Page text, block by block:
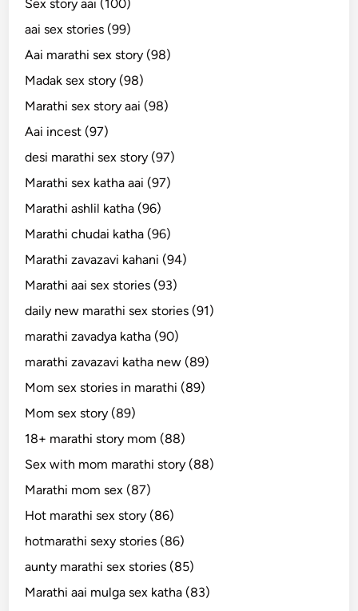
Sex story aai (100)
aai sex stories (99)
Aai marathi sex story (98)
Madak sex story (98)
Marathi sex story aai (98)
Aai incest (97)
desi marathi sex story (97)
Marathi sex katha aai (97)
Marathi ashlil katha (96)
Marathi chudai katha (96)
Marathi zavazavi kahani (94)
Marathi aai sex stories (93)
daily new marathi sex stories (91)
marathi zavadya katha (90)
marathi zavazavi katha new (89)
Mom sex stories in marathi (89)
Mom sex story (89)
18+ marathi story mom (88)
Sex with mom marathi story (88)
Marathi mom sex (87)
Hot marathi sex story (86)
hotmarathi sexy stories (86)
aunty marathi sex stories (85)
Marathi aai mulga sex katha (83)